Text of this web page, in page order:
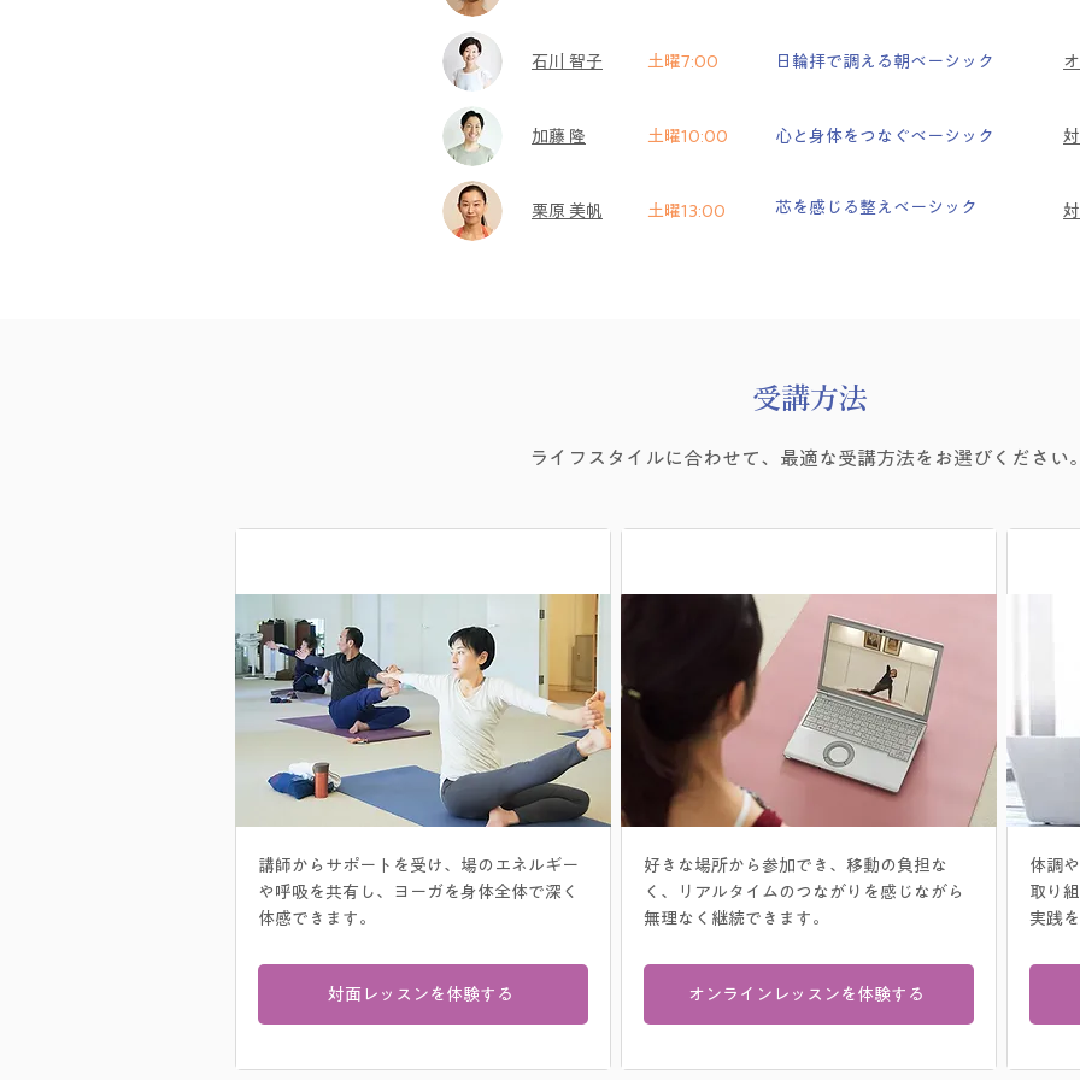
石川 智子 土曜7:00 日輪拝で調える朝ベーシック
加藤 隆 土曜10:00 心と身体をつなぐベーシック
栗原 美帆 土曜13:00 芯を感じる整えベーシック
受講方法
ライフスタイルに合わせて、最適な受講方法をお選びください。
講師からサポートを受け、場のエネルギー
や呼吸を共有し、ヨーガを身体全体で深く
体感できます。​
対面レッスンを体験する
好きな場所から参加でき、移動の負担な
く、リアルタイムのつながりを感じながら
無理なく継続できます。
オンラインレッスンを体験する
体調
取り
実践